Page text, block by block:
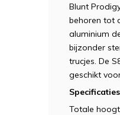
Blunt
behoren tot
aluminium
bijzonder
trucjes. De
geschikt
Totale